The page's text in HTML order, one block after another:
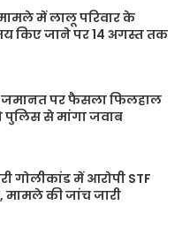
मामले में लालू परिवार के
किए जाने पर 14 अगस्त तक
जमानत पर फैसला फिलहाल
पुलिस से मांगा जवाब
गोलीकांड में आरोपी STF
मामले की जांच जारी